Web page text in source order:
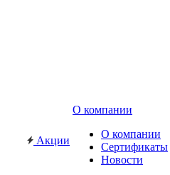
Акции
О компании
О компании
Сертификаты
Новости